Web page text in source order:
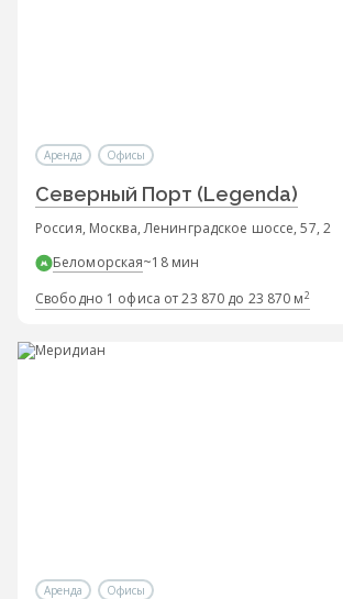
Аренда Офисы
Северный Порт (Legenda)
Россия, Москва, Ленинградское шоссе, 57, 2
Беломорская~18 мин
Свободно 1 офиса от 23 870 до 23 870 м2
Аренда Офисы